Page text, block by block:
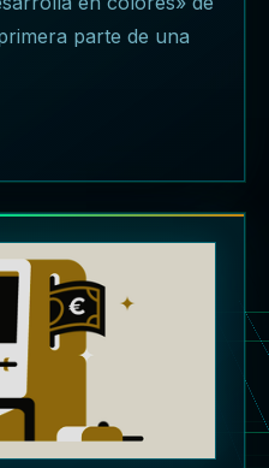
parte de una